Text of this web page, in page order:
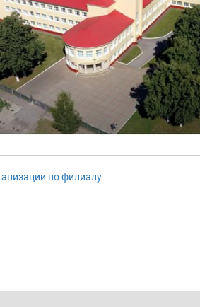
по филиалу